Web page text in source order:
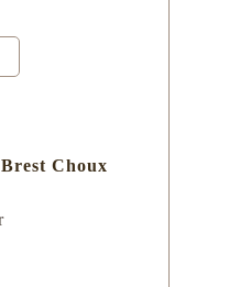
Choux